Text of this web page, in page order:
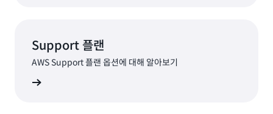
Support 플랜
AWS Support 플랜 옵션에 대해 알아보기